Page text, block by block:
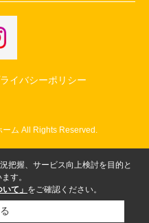
イバシーポリシー
ム All Rights Reserved.
把握、サービス向上検討を目的と
す。
て」 をご確認ください。